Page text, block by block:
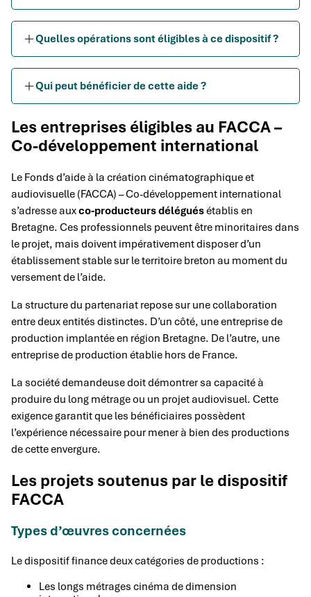
Quelles opérations sont éligibles à ce dispositif ?
Qui peut bénéficier de cette aide ?
Les entreprises éligibles au FACCA –
Co-développement international
Le Fonds d’aide à la création cinématographique et
audiovisuelle (FACCA) – Co-développement international
s’adresse auxco-producteurs déléguésétablis en
Bretagne. Ces professionnels peuvent être minoritaires dans
le projet, mais doivent impérativement disposer d’un
établissement stable sur le territoire breton au moment du
versement de l’aide.
La structure du partenariat repose sur une collaboration
entre deux entités distinctes. D’un côté, une entreprise de
production implantée en région Bretagne. De l’autre, une
entreprise de production établie hors de France.
La société demandeuse doit démontrer sa capacité à
produire du long métrage ou un projet audiovisuel. Cette
exigence garantit que les bénéficiaires possèdent
l’expérience nécessaire pour mener à bien des productions
de cette envergure.
Les projets soutenus par le dispositif
FACCA
Types d’œuvres concernées
Le dispositif finance deux catégories de productions :
Les longs métrages cinéma de dimension